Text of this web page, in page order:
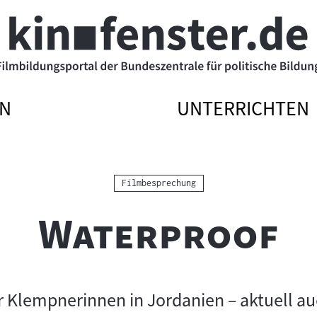
UNTERRICHTEN
Kategorie:
Filmbesprechung
"
Waterproof
Klempnerinnen in Jordanien – aktuell